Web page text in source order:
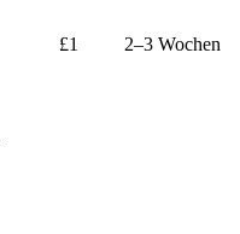
£1 2–3 Wochen